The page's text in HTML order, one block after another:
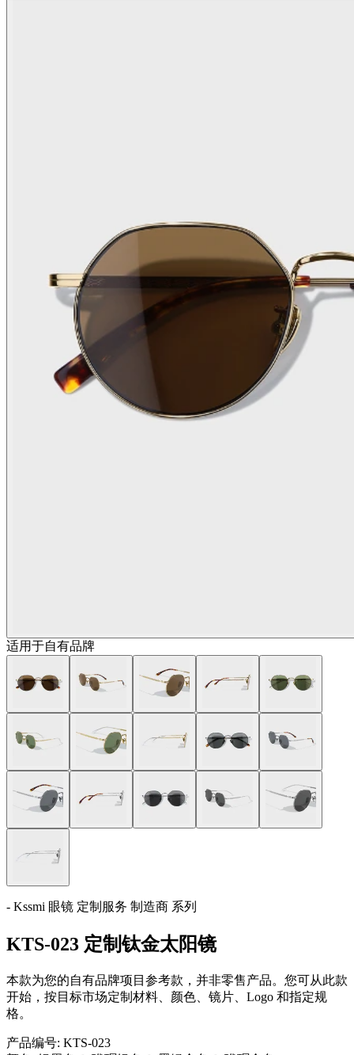
适用于自有品牌
- Kssmi 眼镜 定制服务 制造商 系列
KTS-023 定制钛金太阳镜
本款为您的自有品牌项目参考款，并非零售产品。您可从此款
开始，按目标市场定制材料、颜色、镜片、Logo 和指定规
格。
产品编号: KTS-023